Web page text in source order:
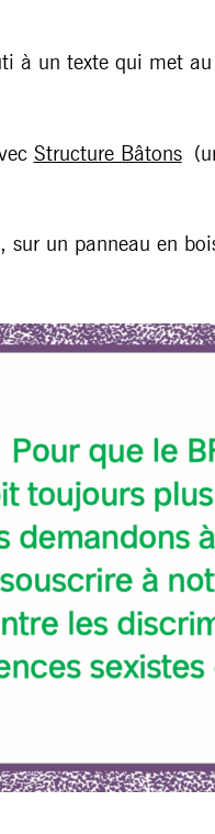
à un texte qui met
Structure Bâtons
sur un panneau en